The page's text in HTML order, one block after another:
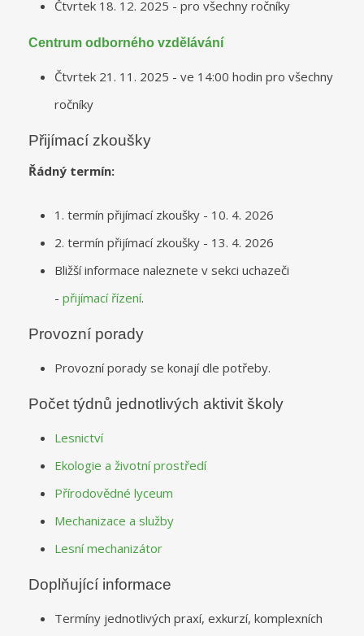
Čtvrtek 18. 12. 2025 - pro všechny ročníky
Centrum odborného vzdělávání
Čtvrtek 21. 11. 2025 - ve 14:00 hodin pro všechny
ročníky
Přijímací zkoušky
Řádný termín:
1. termín přijímací zkoušky - 10. 4. 2026
2. termín přijímací zkoušky - 13. 4. 2026
Bližší informace naleznete v sekci uchazeči
- přijímací řízení.
Provozní porady
Provozní porady se konají dle potřeby.
Počet týdnů jednotlivých aktivit školy
Lesnictví
Ekologie a životní prostředí
Přírodovědné lyceum
Mechanizace a služby
Lesní mechanizátor
Doplňující informace
Termíny jednotlivých praxí, exkurzí, komplexních